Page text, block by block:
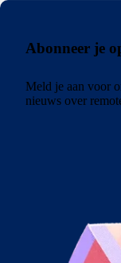
Abonneer je
Meld je aan voor
nieuws over